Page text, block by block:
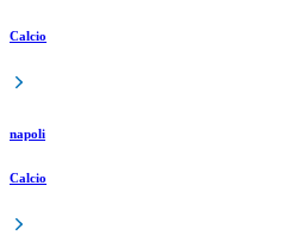
Calcio
napoli
Calcio